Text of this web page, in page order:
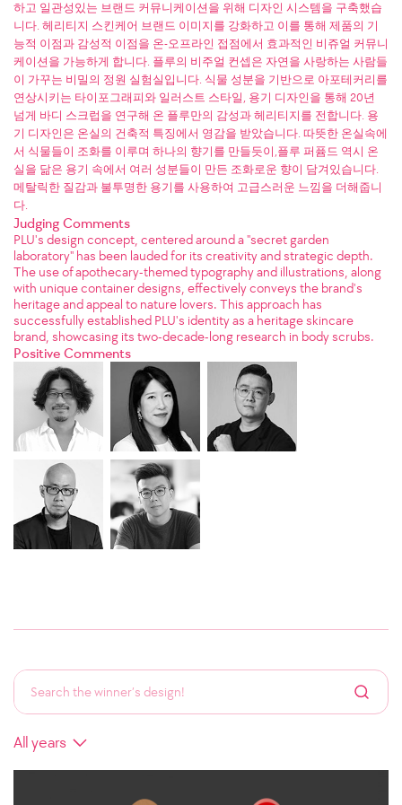
하고 일관성있는 브랜드 커뮤니케이션을 위해 디자인 시스템을 구축했습
니다. 헤리티지 스킨케어 브랜드 이미지를 강화하고 이를 통해 제품의 기
능적 이점과 감성적 이점을 온-오프라인 접점에서 효과적인 비쥬얼 커뮤니
케이션을 가능하게 합니다. 플루의 비주얼 컨셉은 자연을 사랑하는 사람들
이 가꾸는 비밀의 정원 실험실입니다. 식물 성분을 기반으로 아포테커리를
연상시키는 타이포그래피와 일러스트 스타일, 용기 디자인을 통해 20년
넘게 바디 스크럽을 연구해 온 플루만의 감성과 헤리티지를 전합니다. 용
기 디자인은 온실의 건축적 특징에서 영감을 받았습니다. 따뜻한 온실속에
서 식물들이 조화를 이루며 하나의 향기를 만들듯이,플루 퍼퓸드 역시 온
실을 닮은 용기 속에서 여러 성분들이 만든 조화로운 향이 담겨있습니다.
메탈릭한 질감과 불투명한 용기를 사용하여 고급스러운 느낌을 더해줍니
다.
Judging Comments
PLU's design concept, centered around a "secret garden
laboratory" has been lauded for its creativity and strategic depth.
The use of apothecary-themed typography and illustrations, along
with unique container designs, effectively conveys the brand's
heritage and appeal to nature lovers. This approach has
successfully established PLU's identity as a heritage skincare
brand, showcasing its two-decade-long research in body scrubs.
Positive Comments